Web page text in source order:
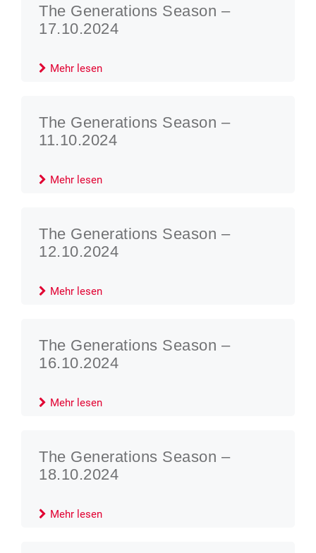
The Generations Season –
17.10.2024
Mehr lesen
The Generations Season –
11.10.2024
Mehr lesen
The Generations Season –
12.10.2024
Mehr lesen
The Generations Season –
16.10.2024
Mehr lesen
The Generations Season –
18.10.2024
Mehr lesen